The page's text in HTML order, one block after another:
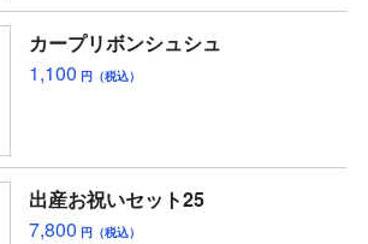
カープリボンシュシュ
1,100 円（税込）
出産お祝いセット25
7,800 円（税込）